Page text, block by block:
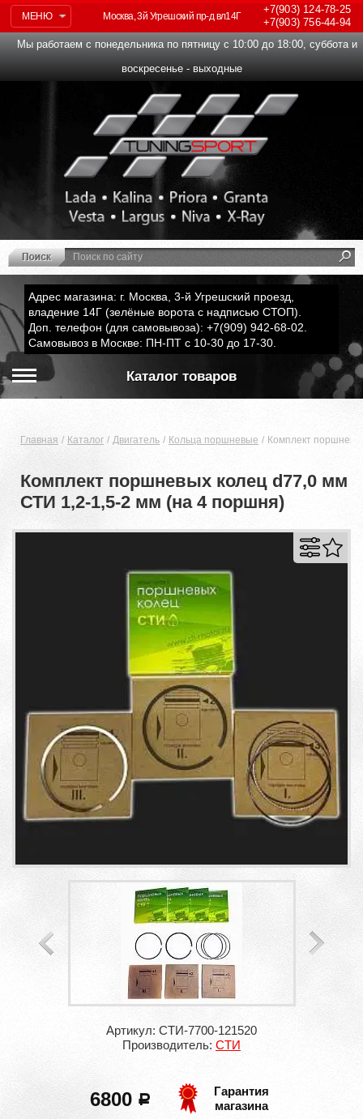
МЕНЮ
+7(903)124-78-25
+7(903)756-44-94
Москва, 3й Угрешский пр-д вл14Г
Мы работаем с понедельника по пятницу с 10:00 до 18:00, суббота и
воскресенье - выходные
Адрес магазина: г. Москва, 3-й Угрешский проезд,
владение 14Г (зелёные ворота с надписью СТОП).
Доп. телефон (для самовывоза): +7(909) 942-68-02.
Самовывоз в Москве: ПН-ПТ с 10-30 до 17-30.
Каталог товаров
Главная Каталог Двигатель Кольца поршневые Комплект
Комплект поршневых колец d77,0 мм
СТИ 1,2-1,5-2 мм (на 4 поршня)
Артикул: СТИ-7700-121520
Производитель: СТИ
6800 a
Гарантия
магазина